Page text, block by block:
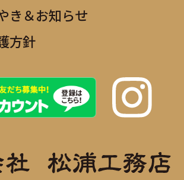
き＆お知らせ
方針